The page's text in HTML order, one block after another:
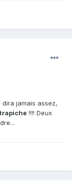
jamais assez,
trapiche !!!! Deux